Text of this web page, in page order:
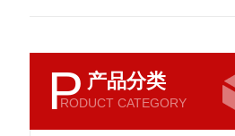
P 产品分类
RODUCT CATEGORY